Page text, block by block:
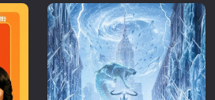
Επιστημονικής Φαντασίας
Εποχής
Ερωτικές
Ευρωπαικός Κινηματογράφος